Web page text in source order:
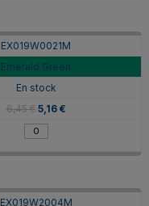
EX019W0021M
Emerald Green
En stock
6,45 € 5,16 €
EX019W2004M